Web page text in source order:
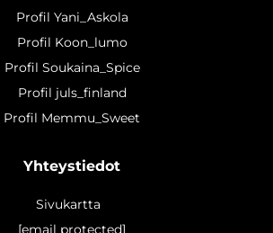
Profil Yani_Askola
Profil Koon_lumo
Profil Soukaina_Spice
Profil juls_finland
Profil Memmu_Sweet
Yhteystiedot
Sivukartta
[email protected]